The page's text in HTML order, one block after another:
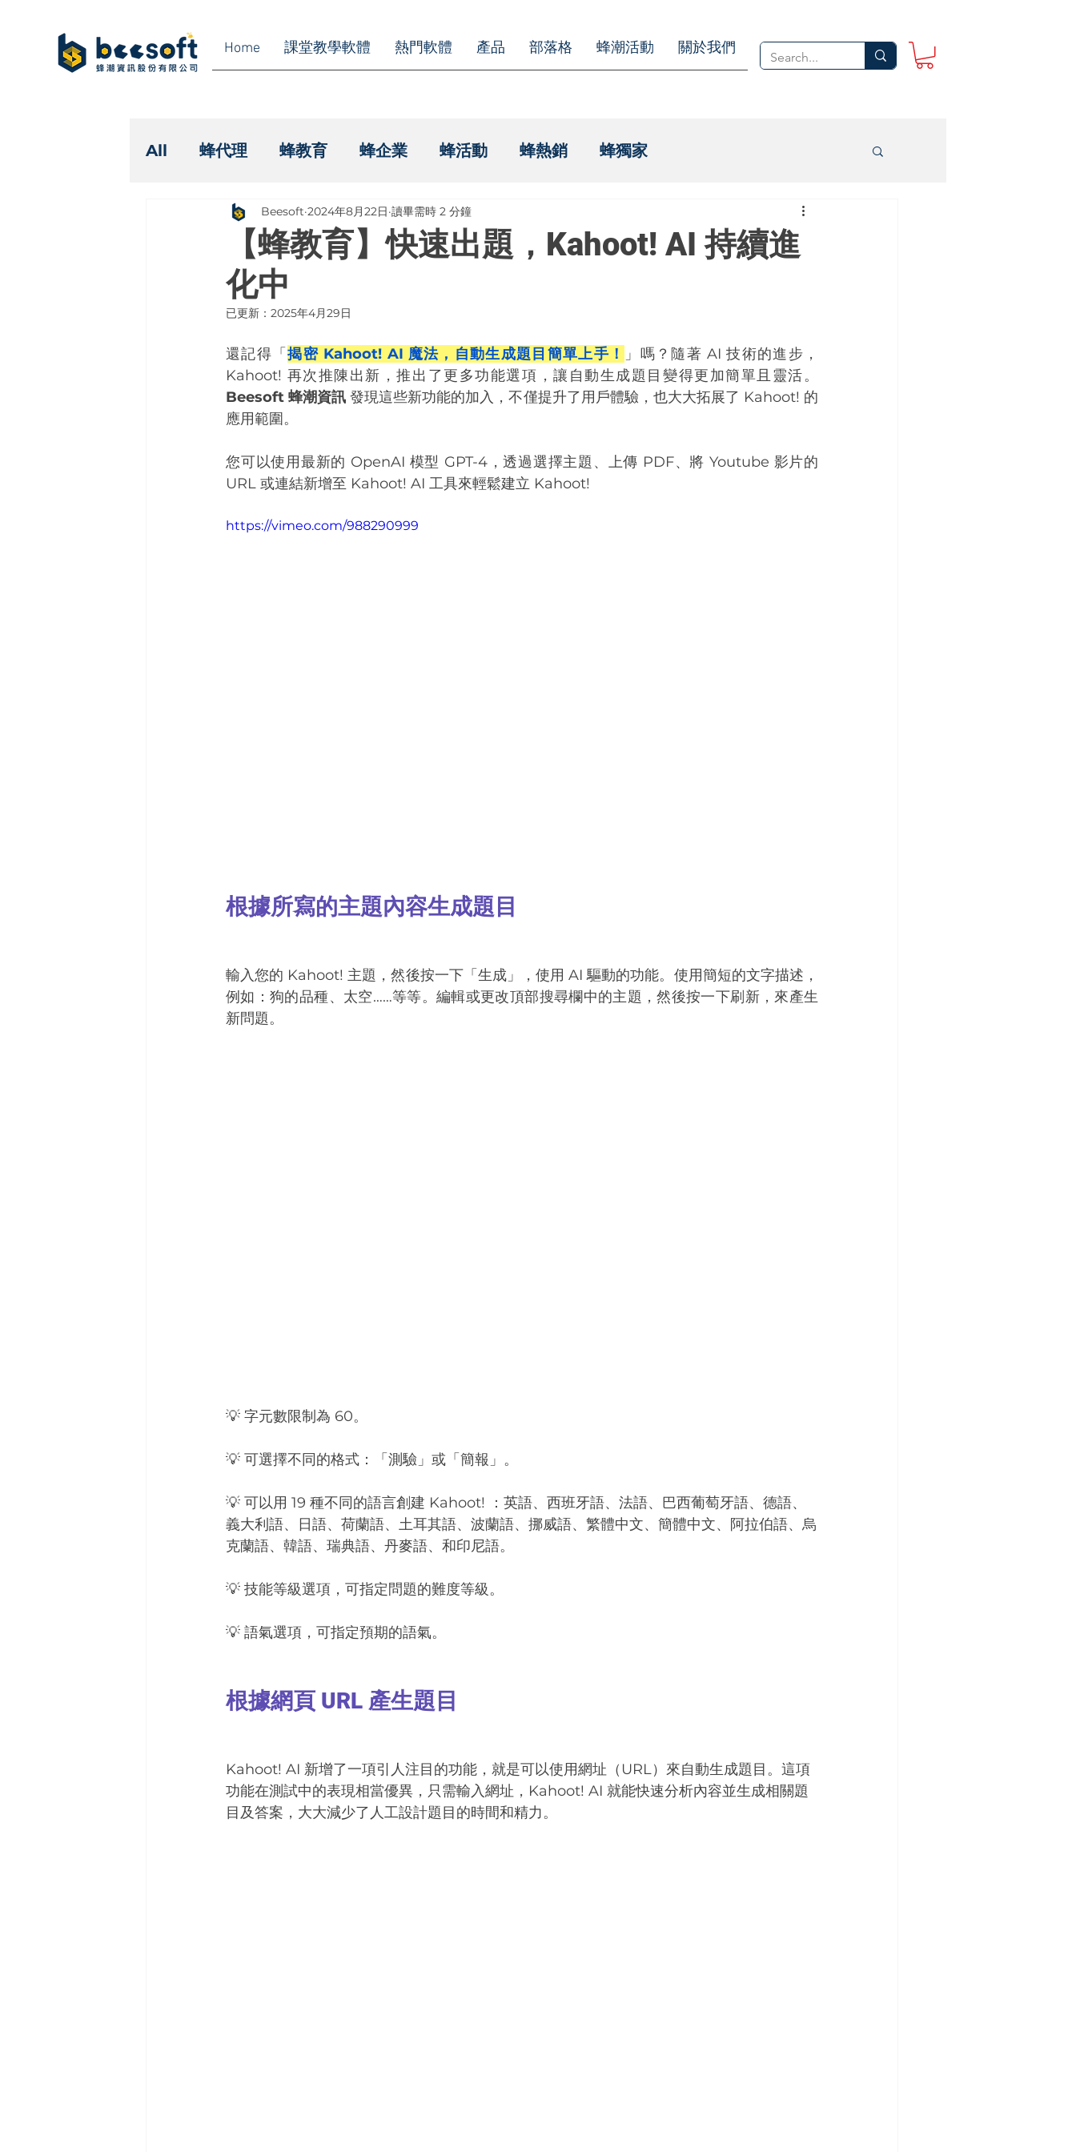
Home 課堂教學軟體 熱門軟體 產品 部落格 蜂潮活動 關於我們
All 蜂代理 蜂教育 蜂企業 蜂活動 蜂熱銷 蜂獨家
【蜂教育】快速出題，Kahoot! AI 持續進
化中
Beesoft 2024年8月22日 讀畢需時 2 分鐘
已更新： 2025年4月29日
還記得「揭密 Kahoot! AI 魔法，自動生成題目簡單上手！
」嗎？隨著 AI 技術的進步，
Kahoot! 再次推陳出新，推出了更多功能選項，讓自動生成題目變得更加簡單且靈活。
Beesoft 蜂潮資訊 發現這些新功能的加入，不僅提升了用戶體驗，也大大拓展了 Kahoot! 的
應用範圍。
您可以使用最新的 OpenAI 模型 GPT-4，透過選擇主題、上傳 PDF、將 Youtube 影片的
URL 或連結新增至 Kahoot! AI 工具來輕鬆建立 Kahoot!
https://vimeo.com/988290999
根據所寫的主題內容生成題目
輸入您的 Kahoot! 主題，然後按一下「生成」，使用 AI 驅動的功能。使用簡短的文字描述，
例如：狗的品種、太空……等等。編輯或更改頂部搜尋欄中的主題，然後按一下刷新，來產生
新問題。
💡 字元數限制為 60。
💡 可選擇不同的格式：「測驗」或「簡報」。
💡 可以用 19 種不同的語言創建 Kahoot! ：英語、西班牙語、法語、巴西葡萄牙語、德語、
義大利語、日語、荷蘭語、土耳其語、波蘭語、挪威語、繁體中文、簡體中文、阿拉伯語、烏
克蘭語、韓語、瑞典語、丹麥語、和印尼語。
💡 技能等級選項，可指定問題的難度等級。
💡 語氣選項，可指定預期的語氣。
根據網頁 URL 產生題目
Kahoot! AI 新增了一項引人注目的功能，就是可以使用網址（URL）來自動生成題目。這項
功能在測試中的表現相當優異，只需輸入網址，Kahoot! AI 就能快速分析內容並生成相關題
目及答案，大大減少了人工設計題目的時間和精力。